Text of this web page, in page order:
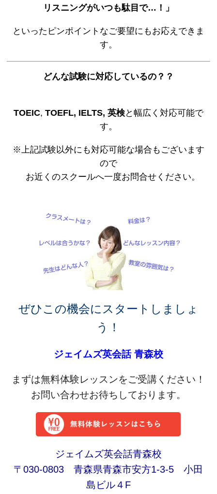
リスニングがいつも駄目で…！」
といったピンポイントなご要望にもお応えできま
す。
どんな試験に対応しているの？？
TOEIC, TOEFL, IELTS, 英検と幅広く対応可能で
す。
※上記試験以外にも対応可能な場合もございます
ので
お近くのスクールへ一度お問合せください。
ぜひこの機会にスタートしましょ
う！
ジェイムズ英会話 青森校
まずは無料体験レッスンをご受講ください！
お問い合わせお待ちしております。
ジェイムズ英会話青森校
〒030-0803 青森県青森市安方1-3-5 小田
島ビル４F